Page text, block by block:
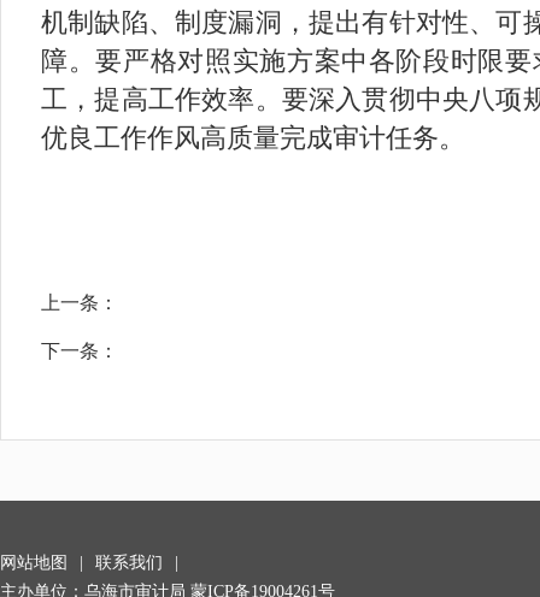
机制缺陷、制度漏洞，提出有针对性、可
障。要严格对照实施方案中各阶段时限
工，提高工作效率。要深入贯彻中央八项
优良工作作风高质量完成审计任务。
上一条：
下一条：
网站地图 联系我们
主办单位：乌海市审计局 蒙ICP备19004261号